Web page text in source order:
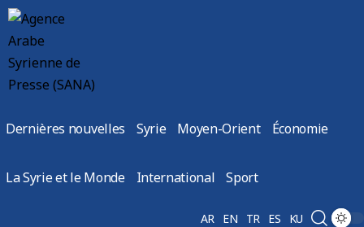
Dernières nouvelles Syrie Moyen-Orient Économie
La Syrie et le Monde International Sport
AR EN TR ES KU